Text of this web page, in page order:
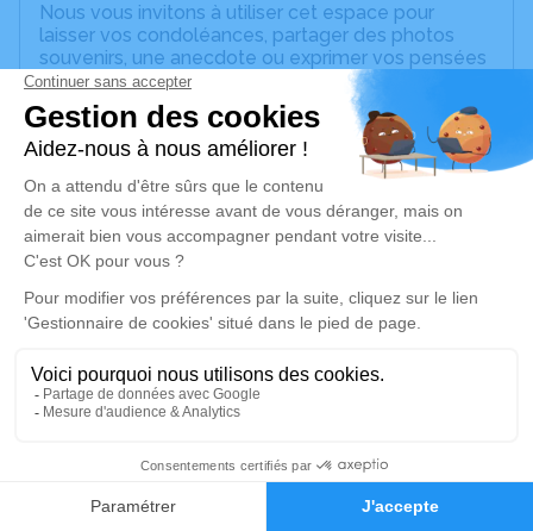
Faire-part Hommages
Nous vous invitons à utiliser cet espace pour
laisser vos condoléances, partager des photos
souvenirs, une anecdote ou exprimer vos pensées
à travers des poèmes ou des textes. Cet endroit
est un lieu d'expression dédié à honorer la
mémoire d’Eliane AUGEARD.
Un service de plantation d’arbre hommage est
disponible ici.
Cérémonie religieuse
samedi 11 juin 2022 à 10h30
Église Saint Germain de Marsangy
89500 Marsangy